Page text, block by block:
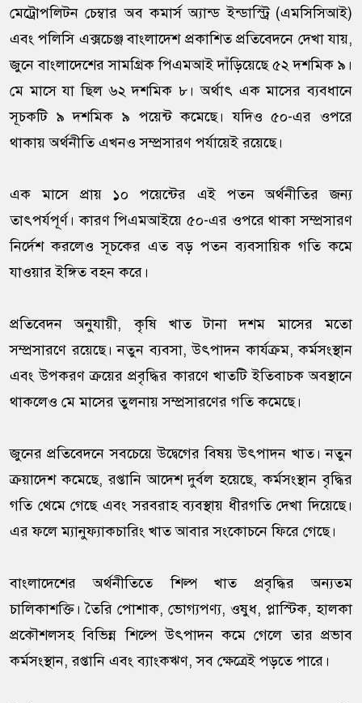
মেট্রোপলিটন চেম্বার অব কমার্স অ্যান্ড ইন্ডাস্ট্রি (এমসিসিআই)
এবং পলিসি এক্সচেঞ্জ বাংলাদেশ প্রকাশিত প্রতিবেদনে দেখা যায়,
জুনে বাংলাদেশের সামগ্রিক পিএমআই দাঁড়িয়েছে ৫২ দশমিক ৯।
মে মাসে যা ছিল ৬২ দশমিক ৮। অর্থাৎ এক মাসের ব্যবধানে
সূচকটি ৯ দশমিক ৯ পয়েন্ট কমেছে। যদিও ৫০-এর ওপরে
থাকায় অর্থনীতি এখনও সম্প্রসারণ পর্যায়েই রয়েছে।
এক মাসে প্রায় ১০ পয়েন্টের এই পতন অর্থনীতির জন্য
তাৎপর্যপূর্ণ। কারণ পিএমআইয়ে ৫০-এর ওপরে থাকা সম্প্রসারণ
নির্দেশ করলেও সূচকের এত বড় পতন ব্যবসায়িক গতি কমে
যাওয়ার ইঙ্গিত বহন করে।
প্রতিবেদন অনুযায়ী, কৃষি খাত টানা দশম মাসের মতো
সম্প্রসারণে রয়েছে। নতুন ব্যবসা, উৎপাদন কার্যক্রম, কর্মসংস্থান
এবং উপকরণ ক্রয়ের প্রবৃদ্ধির কারণে খাতটি ইতিবাচক অবস্থানে
থাকলেও মে মাসের তুলনায় সম্প্রসারণের গতি কমেছে।
জুনের প্রতিবেদনে সবচেয়ে উদ্বেগের বিষয় উৎপাদন খাত। নতুন
ক্রয়াদেশ কমেছে, রপ্তানি আদেশ দুর্বল হয়েছে, কর্মসংস্থান বৃদ্ধির
গতি থেমে গেছে এবং সরবরাহ ব্যবস্থায় ধীরগতি দেখা দিয়েছে।
এর ফলে ম্যানুফ্যাকচারিং খাত আবার সংকোচনে ফিরে গেছে।
বাংলাদেশের অর্থনীতিতে শিল্প খাত প্রবৃদ্ধির অন্যতম
চালিকাশক্তি। তৈরি পোশাক, ভোগ্যপণ্য, ওষুধ, প্লাস্টিক, হালকা
প্রকৌশলসহ বিভিন্ন শিল্পে উৎপাদন কমে গেলে তার প্রভাব
কর্মসংস্থান, রপ্তানি এবং ব্যাংকঋণ, সব ক্ষেত্রেই পড়তে পারে।